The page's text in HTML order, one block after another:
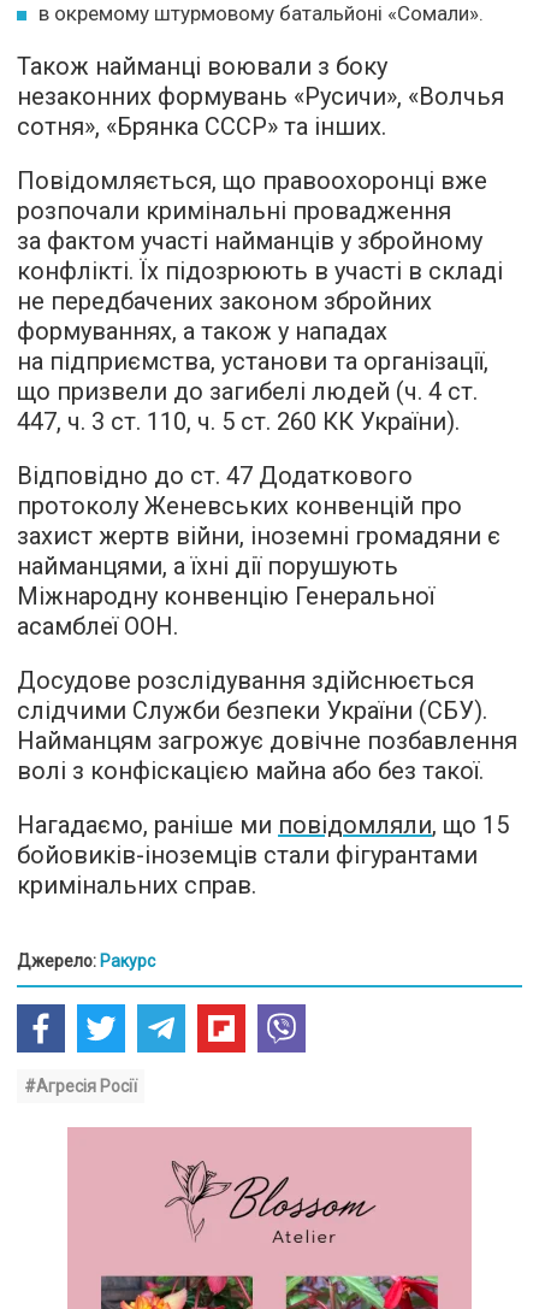
в окремому штурмовому батальйоні «Сомали».
Також найманці воювали з боку
незаконних формувань «Русичи», «Волчья
сотня», «Брянка СССР» та інших.
Повідомляється, що правоохоронці вже
розпочали кримінальні провадження
за фактом участі найманців у збройному
конфлікті. Їх підозрюють в участі в складі
не передбачених законом збройних
формуваннях, а також у нападах
на підприємства, установи та організації,
що призвели до загибелі людей (ч. 4 ст.
447, ч. 3 ст. 110, ч. 5 ст. 260 КК України).
Відповідно до ст. 47 Додаткового
протоколу Женевських конвенцій про
захист жертв війни, іноземні громадяни є
найманцями, а їхні дії порушують
Міжнародну конвенцію Генеральної
асамблеї ООН.
Досудове розслідування здійснюється
слідчими Служби безпеки України (СБУ).
Найманцям загрожує довічне позбавлення
волі з конфіскацією майна або без такої.
Нагадаємо, раніше ми повідомляли, що 15
бойовиків-іноземців стали фігурантами
кримінальних справ.
Джерело: Ракурс
#Агресія Росії